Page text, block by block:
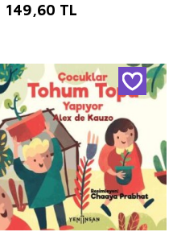
149,60 TL